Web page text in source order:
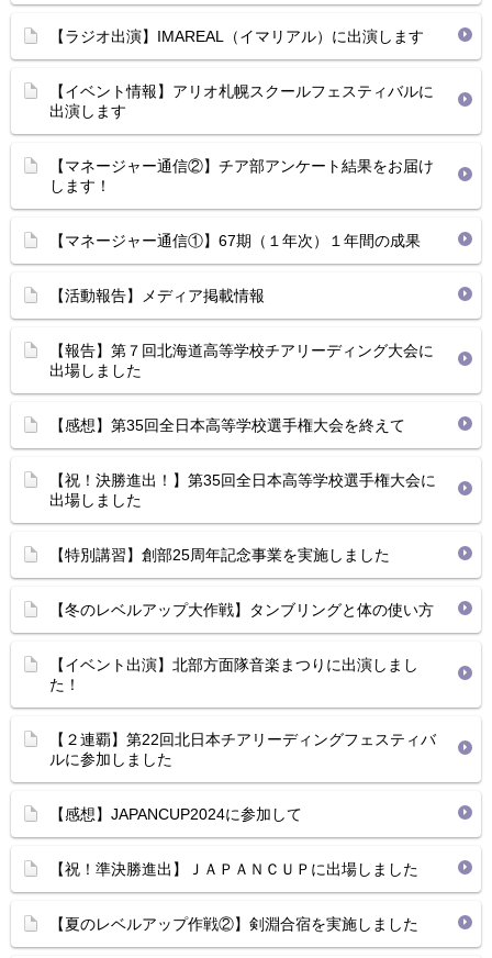
【ラジオ出演】IMAREAL（イマリアル）に出演します
【イベント情報】アリオ札幌スクールフェスティバルに
出演します
【マネージャー通信②】チア部アンケート結果をお届け
します！
【マネージャー通信①】67期（１年次）１年間の成果
【活動報告】メディア掲載情報
【報告】第７回北海道高等学校チアリーディング大会に
出場しました
【感想】第35回全日本高等学校選手権大会を終えて
【祝！決勝進出！】第35回全日本高等学校選手権大会に
出場しました
【特別講習】創部25周年記念事業を実施しました
【冬のレベルアップ大作戦】タンブリングと体の使い方
【イベント出演】北部方面隊音楽まつりに出演しまし
た！
【２連覇】第22回北日本チアリーディングフェスティバ
ルに参加しました
【感想】JAPANCUP2024に参加して
【祝！準決勝進出】ＪＡＰＡＮＣＵＰに出場しました
【夏のレベルアップ作戦②】剣淵合宿を実施しました